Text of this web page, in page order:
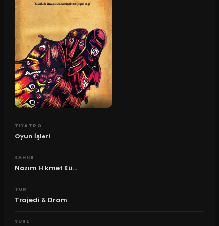
TIYATRO
Oyun İşleri
SAHNE
Nazım Hikmet Kü...
TUR
Trajedi & Dram
SURE